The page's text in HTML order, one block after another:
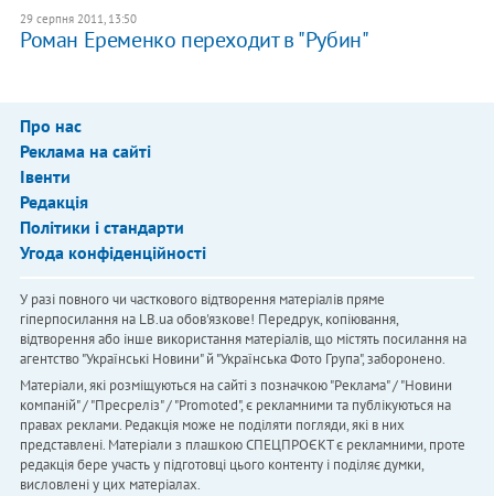
29 серпня 2011, 13:50
Роман Еременко переходит в "Рубин"
Про нас
Реклама на сайті
Івенти
Редакція
Політики і стандарти
Угода конфіденційності
У разі повного чи часткового відтворення матеріалів пряме
гіперпосилання на LB.ua обов'язкове! Передрук, копіювання,
відтворення або інше використання матеріалів, що містять посилання на
агентство "Українськi Новини" й "Українська Фото Група", заборонено.
Матеріали, які розміщуються на сайті з позначкою "Реклама" / "Новини
компаній" / "Пресреліз" / "Promoted", є рекламними та публікуються на
правах реклами. Редакція може не поділяти погляди, які в них
представлені. Матеріали з плашкою СПЕЦПРОЄКТ є рекламними, проте
редакція бере участь у підготовці цього контенту і поділяє думки,
висловлені у цих матеріалах.